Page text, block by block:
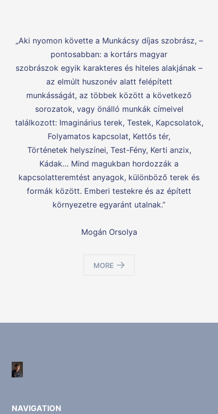
„Aki nyomon követte a Munkácsy díjas szobrász, –
pontosabban: a kortárs magyar
szobrászok egyik karakteres és hiteles alakjának –
az elmúlt huszonév alatt felépített
munkásságát, az többek között a következő
sorozatok, vagy önálló munkák címeivel
találkozott: Imaginárius terek, Testek, Kapcsolatok,
Folyamatos kapcsolat, Kettős tér,
Történetek helyszínei, Test-Fény, Kerti anzix,
Kádak… Mind magukban hordozzák a
kapcsolatteremtést anyagok, különböző terek és
formák között. Emberi testekre és az épített
környezetre egyaránt utalnak.”
Mogán Orsolya
MORE
NAVIGATION